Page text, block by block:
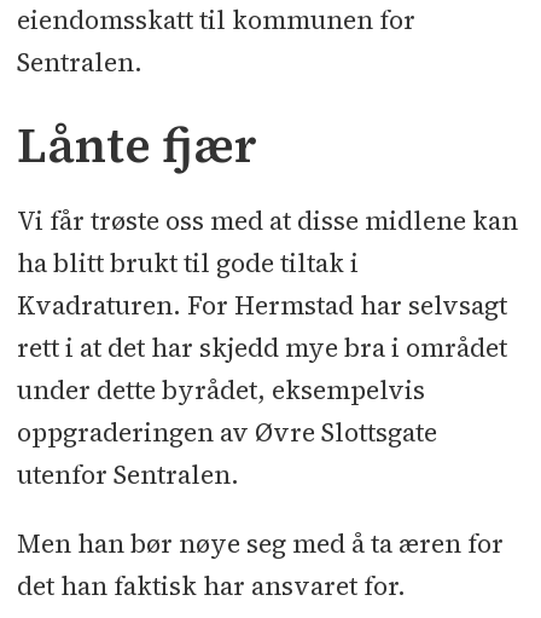
eiendomsskatt til kommunen for
Sentralen.
Lånte fjær
Vi får trøste oss med at disse midlene kan
ha blitt brukt til gode tiltak i
Kvadraturen. For Hermstad har selvsagt
rett i at det har skjedd mye bra i området
under dette byrådet, eksempelvis
oppgraderingen av Øvre Slottsgate
utenfor Sentralen.
Men han bør nøye seg med å ta æren for
det han faktisk har ansvaret for.
DEBATT